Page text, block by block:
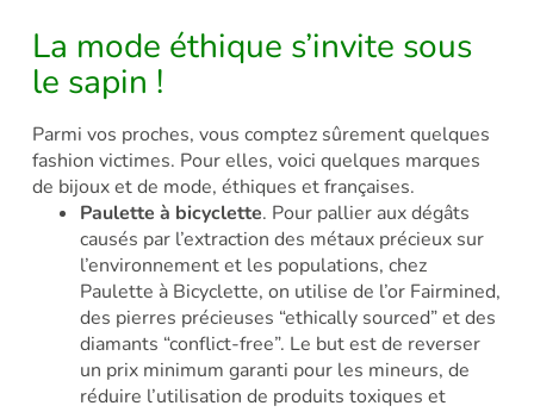
La mode éthique s’invite sous
le sapin !
Parmi vos proches, vous comptez sûrement quelques
fashion victimes. Pour elles, voici quelques marques
de bijoux et de mode, éthiques et françaises.
Paulette à bicyclette. Pour pallier aux dégâts
causés par l’extraction des métaux précieux sur
l’environnement et les populations, chez
Paulette à Bicyclette, on utilise de l’or Fairmined,
des pierres précieuses “ethically sourced” et des
diamants “conflict-free”. Le but est de reverser
un prix minimum garanti pour les mineurs, de
réduire l’utilisation de produits toxiques et